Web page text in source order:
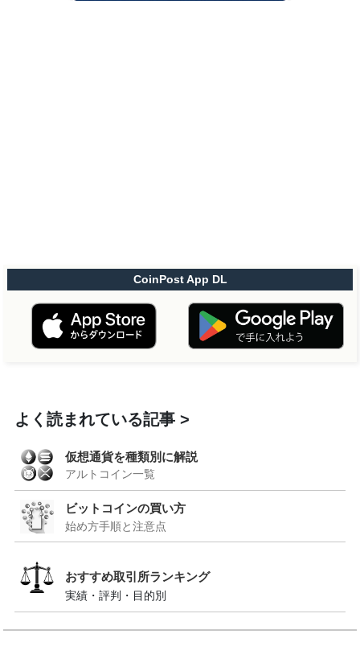
CoinPost App DL
よく読まれている記事
仮想通貨を種類別に解説
アルトコイン一覧
ビットコインの買い方
始め方手順と注意点
おすすめ取引所ランキング
実績・評判・目的別